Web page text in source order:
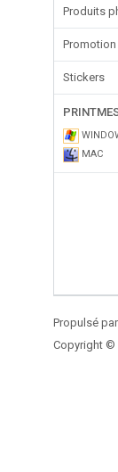
Produits
Promotion
Stickers
MAC
Propulsé par
Copyright ©